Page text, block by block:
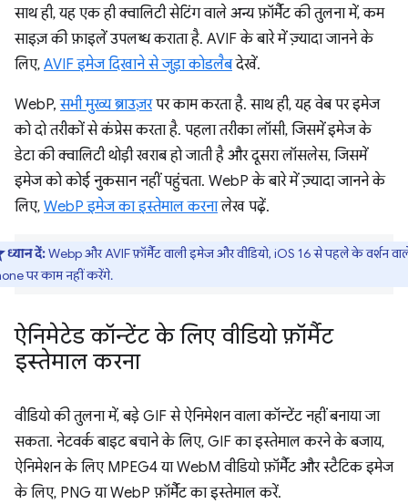
साथ ही, यह एक ही क्वालिटी सेटिंग वाले अन्य फ़ॉर्मैट की तुलना में, कम
साइज़ की फ़ाइलें उपलब्ध कराता है. AVIF के बारे में ज़्यादा जानने के
लिए, AVIF इमेज दिखाने से जुड़ा कोडलैबदेखें.
WebP,सभी मुख्य ब्राउज़रपर काम करता है. साथ ही, यह वेब पर इमेज
को दो तरीकों से कंप्रेस करता है. पहला तरीका लॉसी, जिसमें इमेज के
डेटा की क्वालिटी थोड़ी खराब हो जाती है और दूसरा लॉसलेस, जिसमें
इमेज को कोई नुकसान नहीं पहुंचता. WebP के बारे में ज़्यादा जानने के
लिए, WebP इमेज का इस्तेमाल करनालेख पढ़ें.
ध्यान दें:Webp और AVIF फ़ॉर्मैट वाली इमेज और वीडियो, iOS 16 से पहले के वर्शन
पर काम नहीं करेंगे.
ऐनिमेटेड कॉन्टेंट के लिए वीडियो फ़ॉर्मैट
इस्तेमाल करना
वीडियो की तुलना में, बड़े GIF से ऐनिमेशन वाला कॉन्टेंट नहीं बनाया जा
सकता. नेटवर्क बाइट बचाने के लिए, GIF का इस्तेमाल करने के बजाय,
ऐनिमेशन के लिए MPEG4 या WebM वीडियो फ़ॉर्मैट और स्टैटिक इमेज
के लिए, PNG या WebP फ़ॉर्मैट का इस्तेमाल करें.